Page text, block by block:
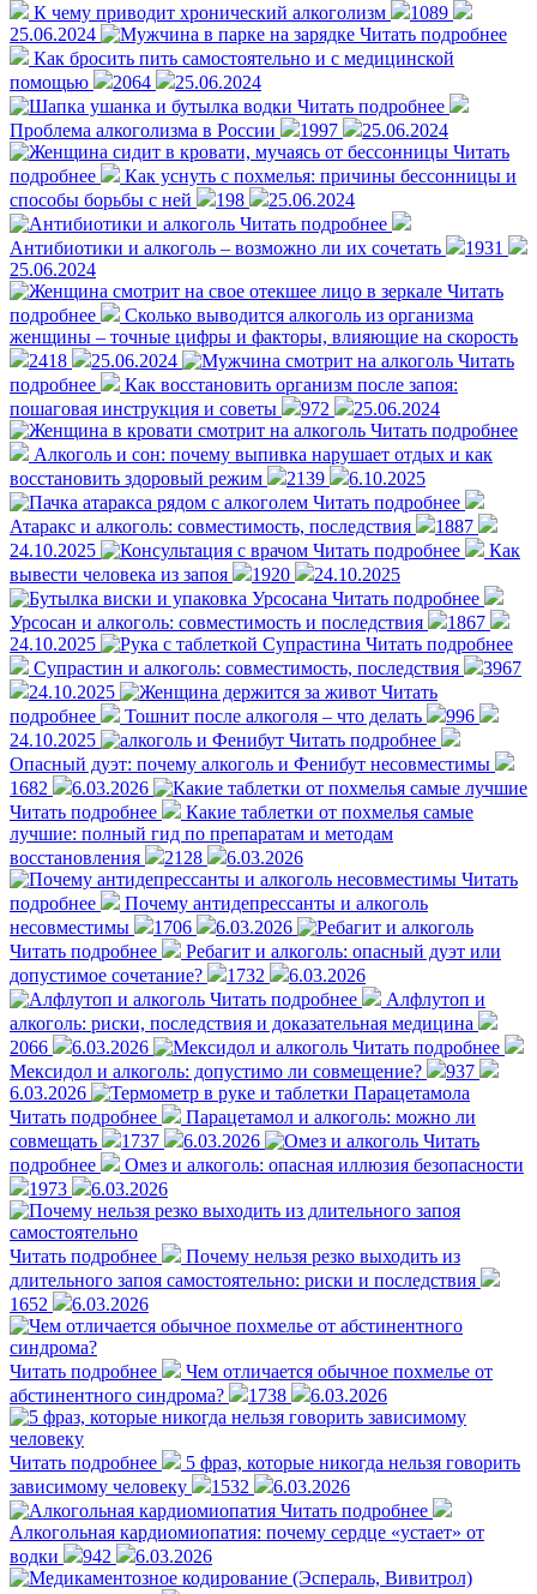
К чему приводит хронический алкоголизм
1089
25.06.2024
Читать подробнее
Как бросить пить самостоятельно и с медицинской
помощью
2064
25.06.2024
Читать подробнее
Проблема алкоголизма в России
1997
25.06.2024
Читать
подробнее
Как уснуть с похмелья: причины бессонницы и
способы борьбы с ней
198
25.06.2024
Читать подробнее
Антибиотики и алкоголь – возможно ли их сочетать
1931
25.06.2024
Читать
подробнее
Сколько выводится алкоголь из организма
женщины – точные цифры и факторы, влияющие на скорость
2418
25.06.2024
Читать
подробнее
Как восстановить организм после запоя:
пошаговая инструкция и советы
972
25.06.2024
Читать подробнее
Алкоголь и сон: почему выпивка нарушает отдых и как
восстановить здоровый режим
2139
6.10.2025
Читать подробнее
Атаракс и алкоголь: совместимость, последствия
1887
24.10.2025
Читать подробнее
Как
вывести человека из запоя
1920
24.10.2025
Читать подробнее
Урсосан и алкоголь: совместимость и последствия
1867
24.10.2025
Читать подробнее
Супрастин и алкоголь: совместимость, последствия
3967
24.10.2025
Читать
подробнее
Тошнит после алкоголя – что делать
996
24.10.2025
Читать подробнее
Опасный дуэт: почему алкоголь и Фенибут несовместимы
1682
6.03.2026
Читать подробнее
Какие таблетки от похмелья самые
лучшие: полный гид по препаратам и методам
восстановления
2128
6.03.2026
Читать
подробнее
Почему антидепрессанты и алкоголь
несовместимы
1706
6.03.2026
Читать подробнее
Ребагит и алкоголь: опасный дуэт или
допустимое сочетание?
1732
6.03.2026
Читать подробнее
Алфлутоп и
алкоголь: риски, последствия и доказательная медицина
2066
6.03.2026
Читать подробнее
Мексидол и алкоголь: допустимо ли совмещение?
937
6.03.2026
Читать подробнее
Парацетамол и алкоголь: можно ли
совмещать
1737 6.03.2026
Читать
подробнее
Омез и алкоголь: опасная иллюзия безопасности
1973
6.03.2026
Читать подробнее
Почему нельзя резко выходить из
длительного запоя самостоятельно: риски и последствия
1652
6.03.2026
Читать подробнее
Чем отличается обычное похмелье от
абстинентного синдрома?
1738 6.03.2026
Читать подробнее
5 фраз, которые никогда нельзя говорить
зависимому человеку
1532
6.03.2026
Читать подробнее
Алкогольная кардиомиопатия: почему сердце «устает» от
водки
942 6.03.2026